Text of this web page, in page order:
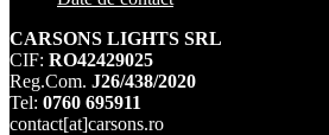
CARSONS LIGHTS SRL
CIF: RO42429025
Reg.Com. J26/438/2020
Tel: 0760 695911
contact[at]carsons.ro